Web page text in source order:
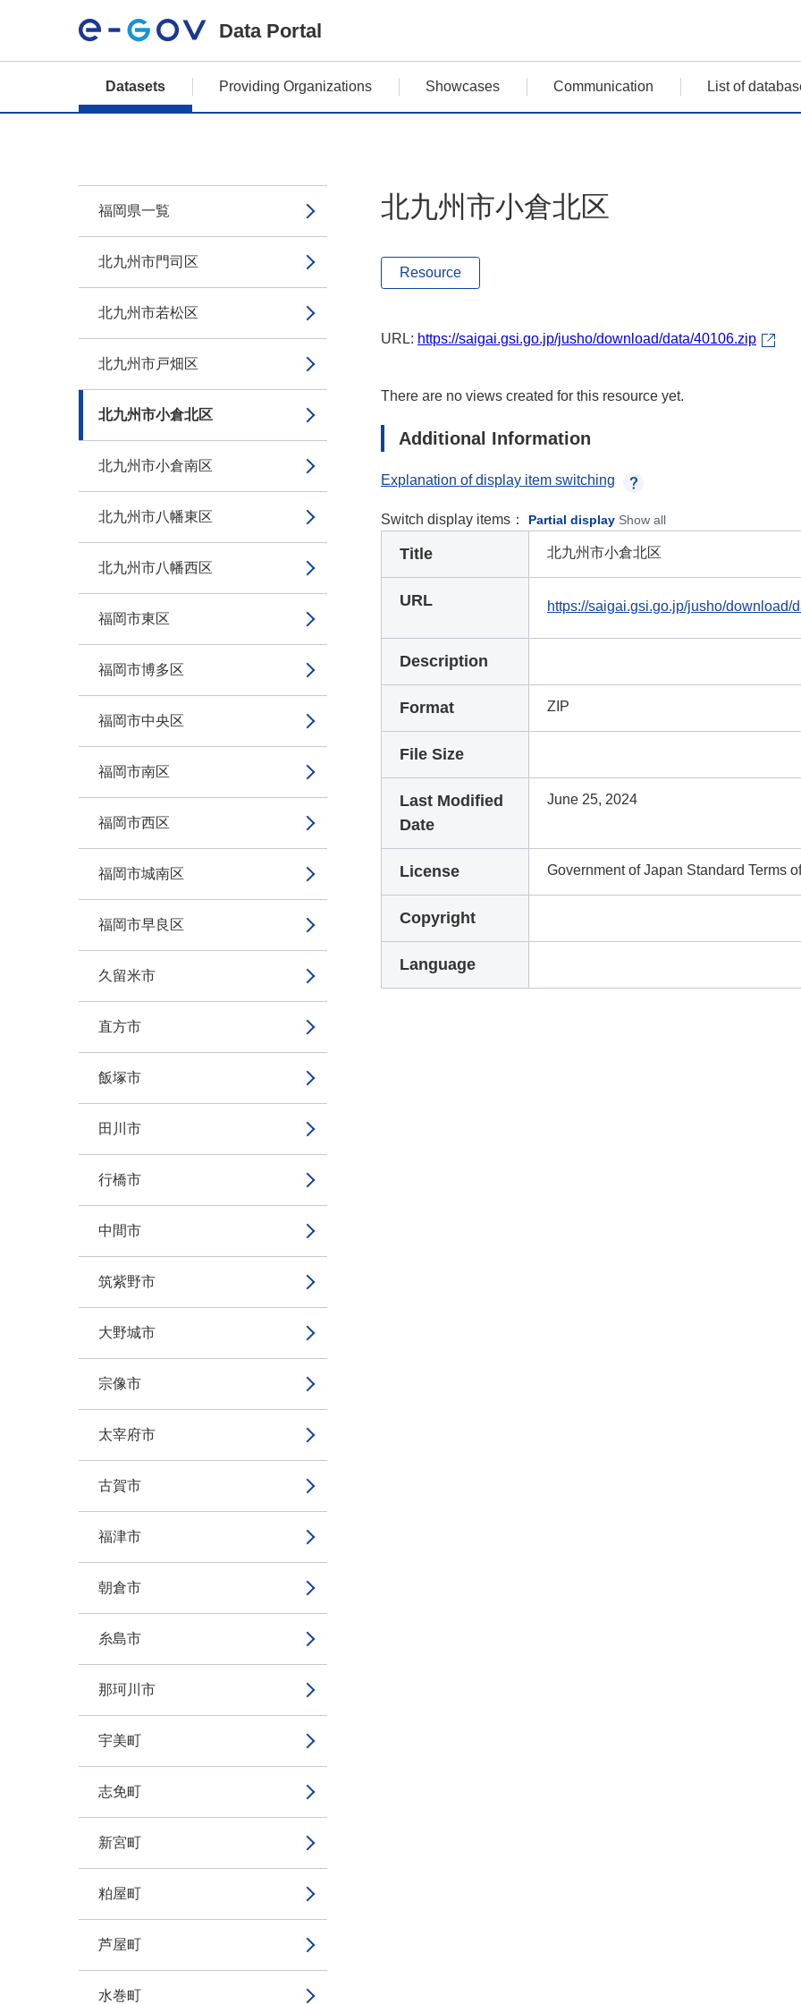
Data Portal
Datasets Providing Organizations Showcases Communication List of
福岡県一覧
北九州市門司区
北九州市若松区
北九州市戸畑区
北九州市小倉北区
北九州市小倉南区
北九州市八幡東区
北九州市八幡西区
福岡市東区
福岡市博多区
福岡市中央区
福岡市南区
福岡市西区
福岡市城南区
福岡市早良区
久留米市
直方市
飯塚市
田川市
行橋市
中間市
筑紫野市
大野城市
宗像市
太宰府市
古賀市
福津市
朝倉市
糸島市
那珂川市
宇美町
志免町
新宮町
粕屋町
芦屋町
水巻町
北九州市小倉北区
Resource
URL: https://saigai.gsi.go.jp/jusho/download/data/40106.zip
There are no views created for this resource yet.
Additional Information
Explanation of display item switching
Switch display items： Partial display Show all
Title 北九州市小倉北区
URL https://saigai.gsi.go.jp/jusho/download/
Description
Format ZIP
File Size
Last Modified
Date
June 25, 2024
License Government of Japan Standard Terms
Copyright
Language